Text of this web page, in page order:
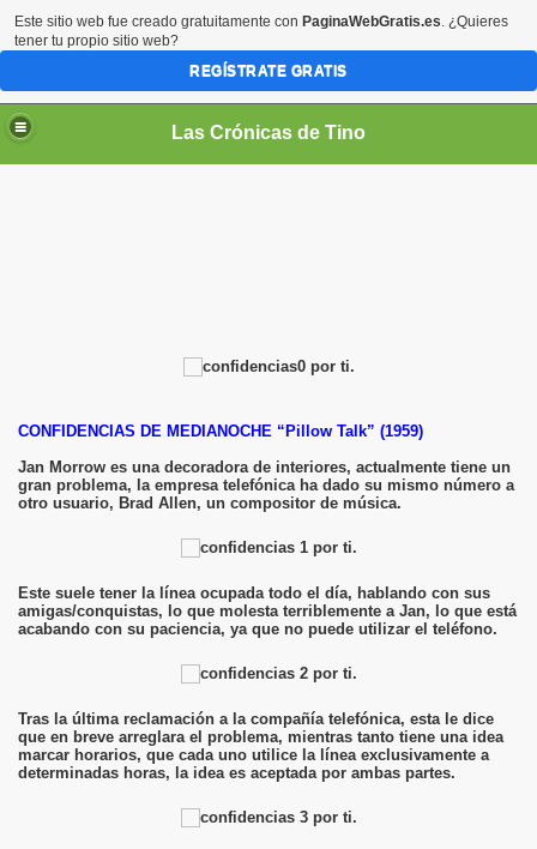
Las Crónicas de Tino
CONFIDENCIAS DE MEDIANOCHE “Pillow Talk” (1959)
Jan Morrow es una decoradora de interiores, actualmente tiene un
gran problema, la empresa telefónica ha dado su mismo número a
otro usuario, Brad Allen, un compositor de música.
Este suele tener la línea ocupada todo el día, hablando con sus
amigas/conquistas, lo que molesta terriblemente a Jan, lo que está
acabando con su paciencia, ya que no puede utilizar el teléfono.
Tras la última reclamación a la compañía telefónica, esta le dice
que en breve arreglara el problema, mientras tanto tiene una idea
marcar horarios, que cada uno utilice la línea exclusivamente a
determinadas horas, la idea es aceptada por ambas partes.
Este sitio web fue creado gratuitamente con PaginaWebGratis.es. ¿Quieres
tener tu propio sitio web?
REGÍSTRATE GRATIS